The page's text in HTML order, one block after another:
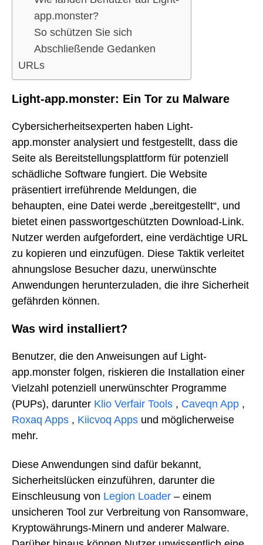
app.monster?
So schützen Sie sich
Abschließende Gedanken
URLs
Light-app.monster: Ein Tor zu Malware
Cybersicherheitsexperten haben Light-
app.monster analysiert und festgestellt, dass die
Seite als Bereitstellungsplattform für potenziell
schädliche Software fungiert. Die Website
präsentiert irreführende Meldungen, die
behaupten, eine Datei werde „bereitgestellt“, und
bietet einen passwortgeschützten Download-Link.
Nutzer werden aufgefordert, eine verdächtige URL
zu kopieren und einzufügen. Diese Taktik verleitet
ahnungslose Besucher dazu, unerwünschte
Anwendungen herunterzuladen, die ihre Sicherheit
gefährden können.
Was wird installiert?
Benutzer, die den Anweisungen auf Light-
app.monster folgen, riskieren die Installation einer
Vielzahl potenziell unerwünschter Programme
(PUPs), darunter Klio Verfair Tools , Caveqn App ,
Roxaq Apps , Kiicvoq Apps und möglicherweise
mehr.
Diese Anwendungen sind dafür bekannt,
Sicherheitslücken einzuführen, darunter die
Einschleusung von Legion Loader – einem
unsicheren Tool zur Verbreitung von Ransomware,
Kryptowährungs-Minern und anderer Malware.